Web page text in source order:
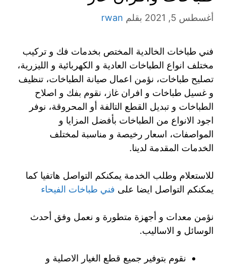
أغسطس 5, 2021 بقلم rwan
فني طباخات الخالدية المختص بخدمات فك و تركيب
مختلف انواع الطباخات العادية و الكهربائية و الليزرية،
تصليح طباخات، نؤمن اعمال صيانة الطباخات، تنظيف
و غسيل طباخات و افران غاز، نقوم بفك و اصلاح
الطباخات و تبديل القطع التالفة أو المحروقة، نوفر
اجود الانواع من الطباخات بأفضل المزايا و
المواصفات، اسعار رخيصة و مناسبة لمختلف
الخدمات المقدمة لدينا.
للاستعلام وطلب الخدمة يمكنكم التواصل هاتفيا كما
يمكنكم التواصل ايضا على فني طباخات الفيحاء
نؤمن معدات و أجهزة متطورة و نعمل وفق أحدث
الوسائل و الاساليب.
نقوم بتوفير جميع قطع الغيار الاصلية و